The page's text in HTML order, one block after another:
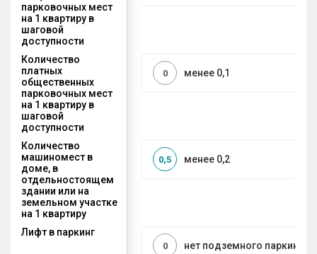
парковочных мест
на 1 квартиру в
шаговой
доступности
Количество
платных
общественных
парковочных мест
на 1 квартиру в
шаговой
доступности
менее 0,1
0
Количество
машиномест в
доме, в
отдельностоящем
здании или на
земельном участке
на 1 квартиру
менее 0,2
0,5
Лифт в паркинг
нет подземного паркинга
0